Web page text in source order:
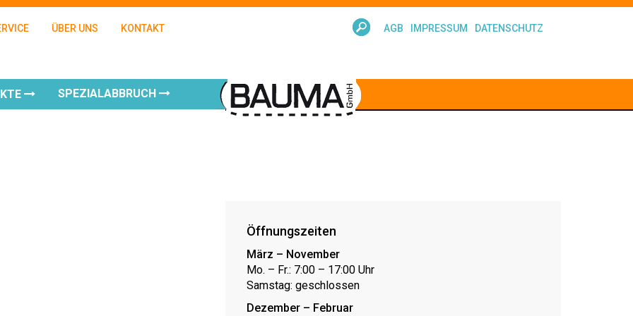
ÜBER UNS KONTAKT AGB IMPRESSUM DATENSCHUTZ
SPEZIALABBRUCH
Öffnungszeiten
März – November
Mo. – Fr.: 7:00 – 17:00 Uhr
Samstag: geschlossen
Dezember – Februar